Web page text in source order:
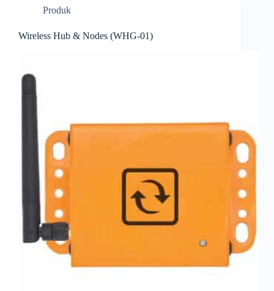
Produk
Wireless Hub & Nodes (WHG-01)